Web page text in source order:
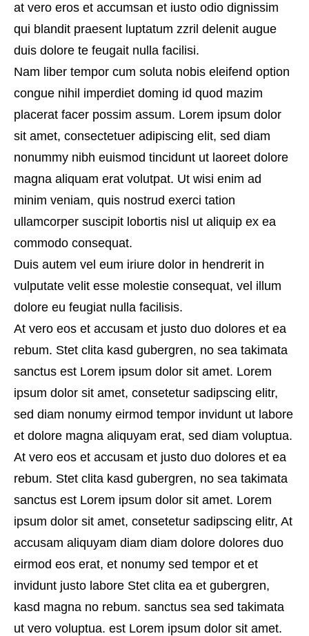
at vero eros et accumsan et iusto odio dignissim
qui blandit praesent luptatum zzril delenit augue
duis dolore te feugait nulla facilisi.
Nam liber tempor cum soluta nobis eleifend option
congue nihil imperdiet doming id quod mazim
placerat facer possim assum. Lorem ipsum dolor
sit amet, consectetuer adipiscing elit, sed diam
nonummy nibh euismod tincidunt ut laoreet dolore
magna aliquam erat volutpat. Ut wisi enim ad
minim veniam, quis nostrud exerci tation
ullamcorper suscipit lobortis nisl ut aliquip ex ea
commodo consequat.
Duis autem vel eum iriure dolor in hendrerit in
vulputate velit esse molestie consequat, vel illum
dolore eu feugiat nulla facilisis.
At vero eos et accusam et justo duo dolores et ea
rebum. Stet clita kasd gubergren, no sea takimata
sanctus est Lorem ipsum dolor sit amet. Lorem
ipsum dolor sit amet, consetetur sadipscing elitr,
sed diam nonumy eirmod tempor invidunt ut labore
et dolore magna aliquyam erat, sed diam voluptua.
At vero eos et accusam et justo duo dolores et ea
rebum. Stet clita kasd gubergren, no sea takimata
sanctus est Lorem ipsum dolor sit amet. Lorem
ipsum dolor sit amet, consetetur sadipscing elitr, At
accusam aliquyam diam diam dolore dolores duo
eirmod eos erat, et nonumy sed tempor et et
invidunt justo labore Stet clita ea et gubergren,
kasd magna no rebum. sanctus sea sed takimata
ut vero voluptua. est Lorem ipsum dolor sit amet.